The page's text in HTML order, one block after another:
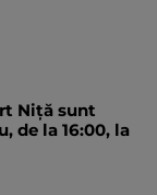
Niță sunt
de la 16:00, la